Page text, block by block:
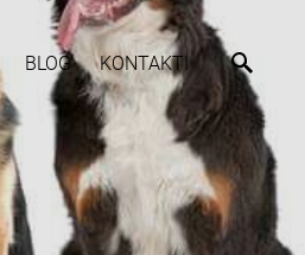
BLOG KONTAKTI